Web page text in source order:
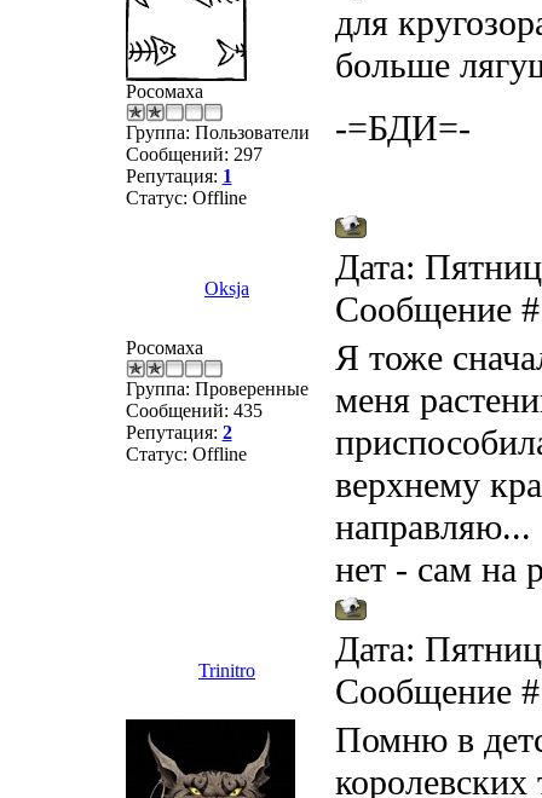
Росомаха
Группа: Пользователи
Сообщений: 297
Репутация: 1
Статус: Offline
для
больше
-=БДИ=-
Oksja
Дата:
Сообщение
Росомаха
Группа: Проверенные
Сообщений: 435
Репутация: 2
Статус: Offline
Я тоже
меня
верхнему
направляю...
нет - сам на
Trinitro
Дата:
Сообщение
Помню в